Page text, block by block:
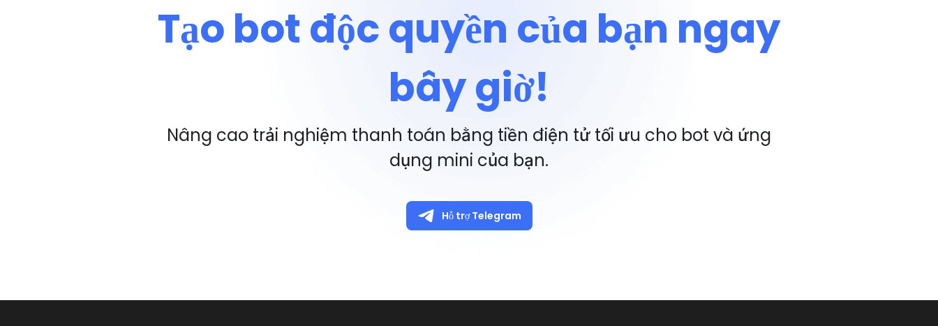
Tạo bot độc quyền của bạn ngay
bây giờ!
Nâng cao trải nghiệm thanh toán bằng tiền điện tử tối ưu cho bot và ứng
dụng mini của bạn.
Hỗ trợ Telegram